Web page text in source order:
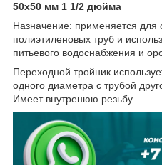
50x50 мм 1 1/2 дюйма
Назначение: применяется для
полиэтиленовых труб и
питьевого водоснабжения и
Переходной тройник
одного диаметра с трубой
Имеет внутренюю резьбу.